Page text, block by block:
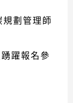
劃管理師
躍報名參